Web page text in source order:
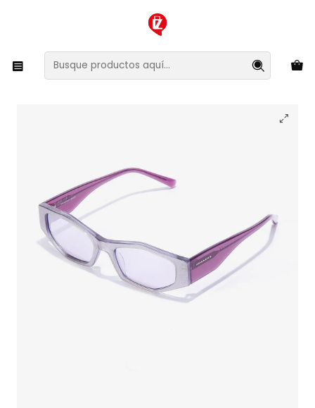
XMAS SALE ¡Compra antes de que la oferta termine!
Lentes y Accesorios Lentes de Sol
Lentes de Sol Hawkers Aperol HAPE22PVX0